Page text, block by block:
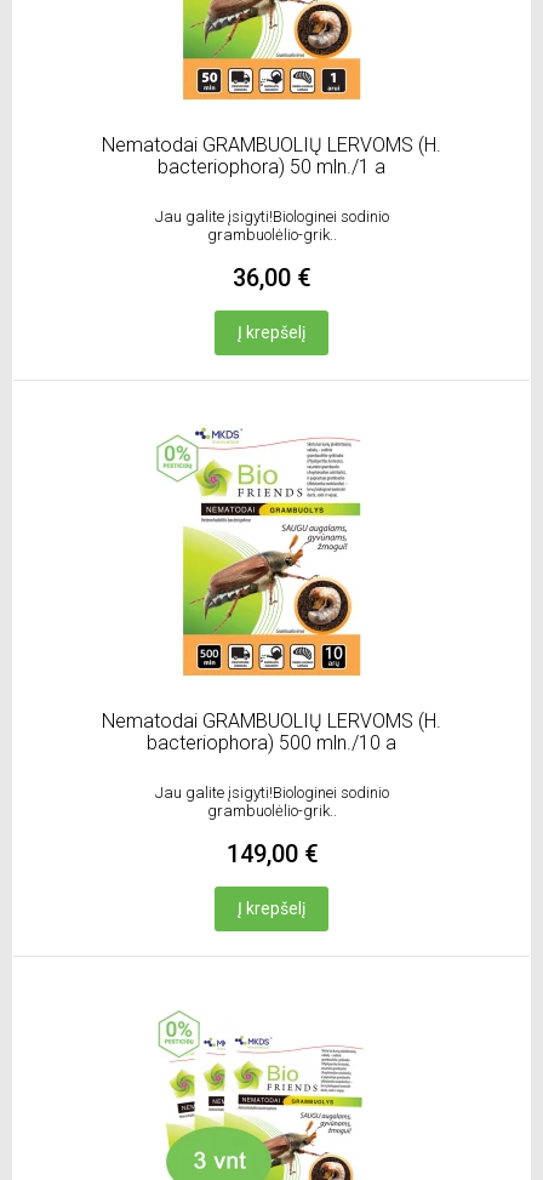
Nematodai GRAMBUOLIŲ LERVOMS (H.
bacteriophora) 50 mln./1 a
Jau galite įsigyti!Biologinei sodinio
grambuolėlio-grik..
36,00 €
Į krepšelį
Nematodai GRAMBUOLIŲ LERVOMS (H.
bacteriophora) 500 mln./10 a
Jau galite įsigyti!Biologinei sodinio
grambuolėlio-grik..
149,00 €
Į krepšelį